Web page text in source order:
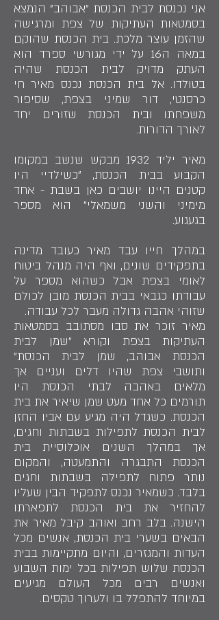
אני נכנסת לבית הכנסת "אבוהב" הנמצא
בסמטאות העתיקות של צפת ומרגישה
שהזמן עוצר מלכת. בית הכנסת שהוקם
במאה ה16 על ידי מגורשי ספרד הוא
העתק מדויק לבית הכנסת שהיה
בטולדו. אל בית הכנסת נכנס מאיר חי
כרסנטי, דור שמיני בצפת, שסיפור
משפחתו ובית הכנסת שזורים יחד
לאורך הדורות.
מאיר יליד 1932 מבקש שנשב במקומו
הקבוע בבית הכנסת, "כשילדיי היו
קטנים היינו יושבים כאן בשבת - אחד
מימיני והשני משמאלי" הוא מספר
בגעגוע.
במהלך חייו עבד מאיר כעובד מדינה
בתפקידים שונים, ואף היה מנהל ביטוח
לאומי בצפת אבל כשהוא מספר על
עבודתו כגבאי בבית הכנסת מובן לכולם
שזוהי אהבה גדולה מעבר לכל עבודה.
מאיר זוכר את סבו מסתובב בסמטאות
העתיקות בצפת וקורא "שמן לבית
הכנסת אבוהב, שמן לבית הכנסת"
ותושבי צפת שהיו דלים ועניים אך
מלאים באהבה לבתי הכנסת היו
תורמים כל אחד מעט שמן שיאיר את בית
הכנסת. כשגדל היה מגיע עם אביו החזן
לבית הכנסת לתפילות בשבתות וחגים,
אך במהלך השנים אוכלוסיית בית
הכנסת התבגרה והתמעטה, והמקום
נותר פתוח לתפילה בשבתות וחגים
בלבד. כשמאיר נכנס לתפקיד הבין שעליו
להחזיר את בית הכנסת לתפארתו
הישנה. בלב רחב ואוהב קיבל מאיר את
הבאים בשערי בית הכנסת, אנשים מכל
העדות והמגזרים, והיום מתקיימות בבית
הכנסת שלוש תפילות בכל ימות השבוע
ואנשים רבים מכל העולם מגיעים
במיוחד להתפלל בו ולערוך טקסים.